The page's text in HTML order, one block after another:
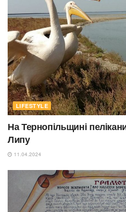
LIFESTYLE
На Тернопільщині
Липу
11.04.2024